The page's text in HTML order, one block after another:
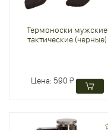
Термоноски мужские
тактические (черные)
Цена: 590 ₽